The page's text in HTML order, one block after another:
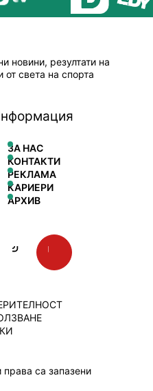
новини, резултати на
света на спорта
ЗА НАС
КОНТАКТИ
РЕКЛАМА
КАРИЕРИ
АРХИВ
са запазени